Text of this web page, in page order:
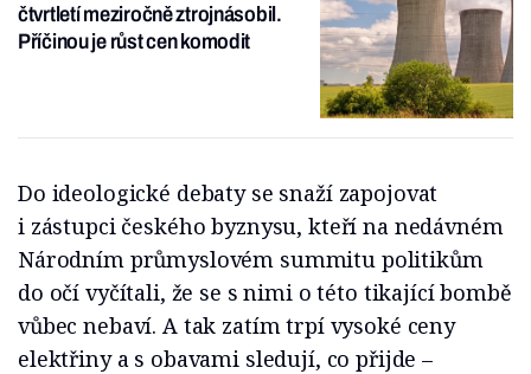
čtvrtletí meziročně ztrojnásobil.
Příčinou je růst cen komodit
Do ideologické debaty se snaží zapojovat
i zástupci českého byznysu, kteří na nedávném
Národním průmyslovém summitu politikům
do očí vyčítali, že se s nimi o této tikající bombě
vůbec nebaví. A tak zatím trpí vysoké ceny
elektřiny a s obavami sledují, co přijde –